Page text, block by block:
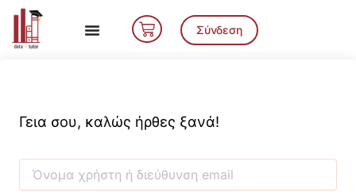
Μετάβαση
περιεχόμενο
Cart Σύνδεση
Γεια σου, καλώς ήρθες ξανά!